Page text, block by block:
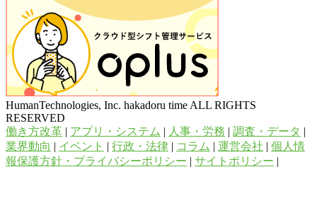
HumanTechnologies, Inc. hakadoru time ALL RIGHTS
RESERVED
働き方改革 | アプリ・システム | 人事・労務 | 調査・データ |
業界動向 | イベント | 行政・法律 | コラム | 運営会社 | 個人情
報保護方針・プライバシーポリシー | サイトポリシー |